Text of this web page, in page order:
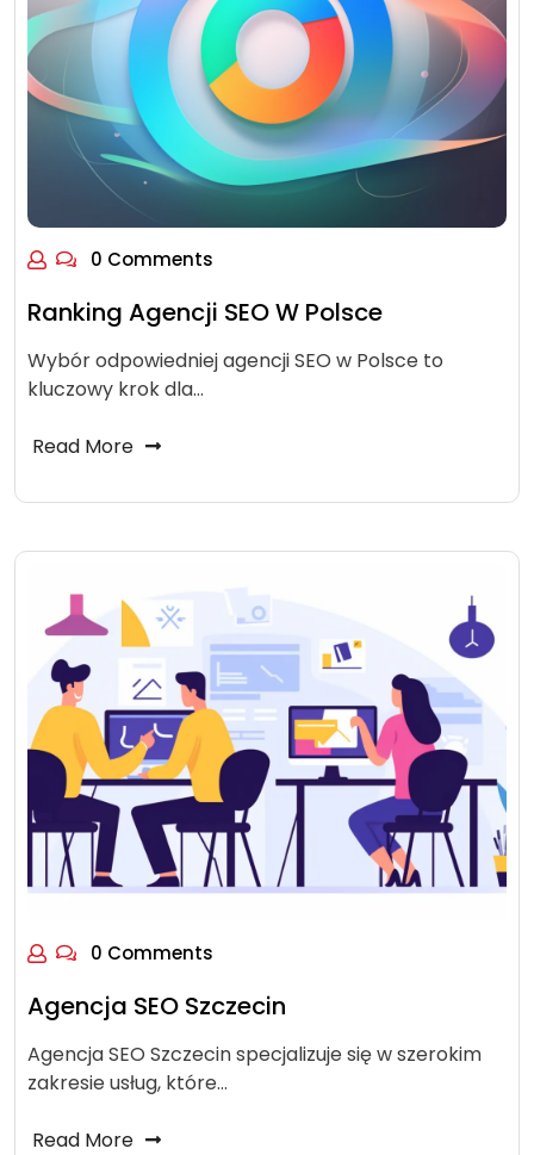
0 Comments
Ranking Agencji SEO W Polsce
Wybór odpowiedniej agencji SEO w Polsce to
kluczowy krok dla…
Read More
0 Comments
Agencja SEO Szczecin
Agencja SEO Szczecin specjalizuje się w szerokim
zakresie usług, które…
Read More